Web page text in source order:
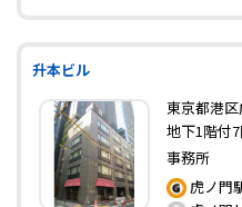
升本ビル
東京都港
地下1階付
事務所
虎ノ門